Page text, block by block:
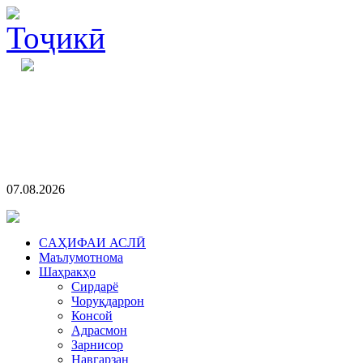
07.08.2026
CАҲИФАИ АСЛӢ
Маълумотнома
Шаҳракҳо
Сирдарё
Чоруқдаррон
Консой
Адрасмон
Зарнисор
Навгарзан